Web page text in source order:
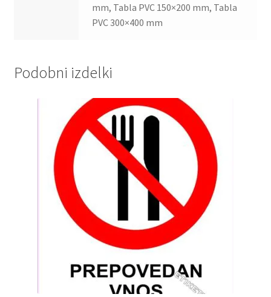
mm, Tabla PVC 150×200 mm, Tabla
PVC 300×400 mm
Podobni izdelki